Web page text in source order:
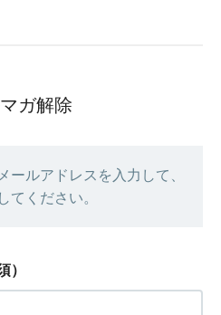
ガ解除
ールアドレスを入力して、
てください。
）